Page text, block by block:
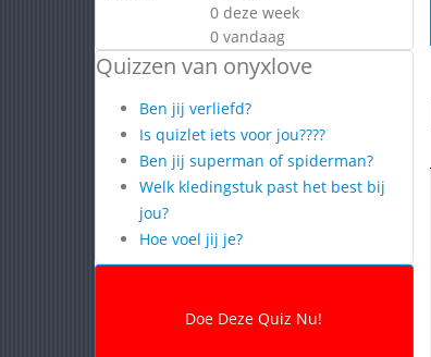
0 deze week
0 vandaag
Quizzen van onyxlove
Ben jij verliefd?
Is quizlet iets voor jou????
Ben jij superman of spiderman?
Welk kledingstuk past het best bij
jou?
Hoe voel jij je?